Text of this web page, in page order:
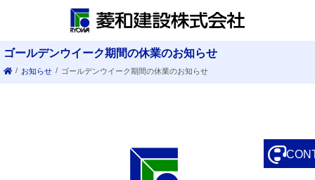
ゴールデンウイーク期間の休業のお知らせ
/ お知らせ / ゴールデンウイーク期間の休業のお知らせ